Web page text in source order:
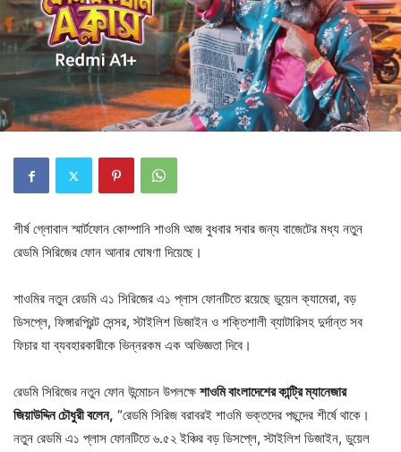
শীর্ষ গ্লোবাল স্মার্টফোন কোম্পানি শাওমি আজ বুধবার সবার জন্য বাজেটের মধ্য নতুন
রেডমি সিরিজের ফোন আনার ঘোষণা দিয়েছে।
শাওমির নতুন রেডমি এ১ সিরিজের এ১ প্লাস ফোনটিতে রয়েছে ডুয়েল ক্যামেরা, বড়
ডিসপ্লে, ফিঙ্গারপ্রিন্ট সেন্সর, স্টাইলিশ ডিজাইন ও শক্তিশালী ব্যাটারিসহ দুর্দান্ত সব
ফিচার যা ব্যবহারকারীকে ভিন্নরকম এক অভিজ্ঞতা দিবে।
রেডমি সিরিজের নতুন ফোন উন্মোচন উপলক্ষেশাওমি বাংলাদেশের কান্ট্রি ম্যানেজার
জিয়াউদ্দিন চৌধুরী বলেন, “রেডমি সিরিজ বরাবরই শাওমি ভক্তদের পছন্দের শীর্ষে থাকে।
নতুন রেডমি এ১ প্লাস ফোনটিতে ৬.৫২ ইঞ্চির বড় ডিসপ্লে, স্টাইলিশ ডিজাইন, ডুয়েল